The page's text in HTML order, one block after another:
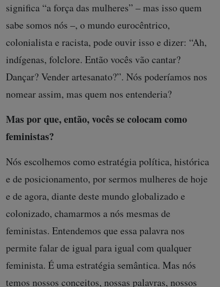
significa “a força das mulheres” – mas isso quem
sabe somos nós –, o mundo eurocêntrico,
colonialista e racista, pode ouvir isso e dizer: “Ah,
indígenas, folclore. Então vocês vão cantar?
Dançar? Vender artesanato?”. Nós poderíamos nos
nomear assim, mas quem nos entenderia?
Mas por que, então, vocês se colocam como
feministas?
Nós escolhemos como estratégia política, histórica
e de posicionamento, por sermos mulheres de hoje
e de agora, diante deste mundo globalizado e
colonizado, chamarmos a nós mesmas de
feministas. Entendemos que essa palavra nos
permite falar de igual para igual com qualquer
feminista. É uma estratégia semântica. Mas nós
temos nossos conceitos, nossas palavras, nossos